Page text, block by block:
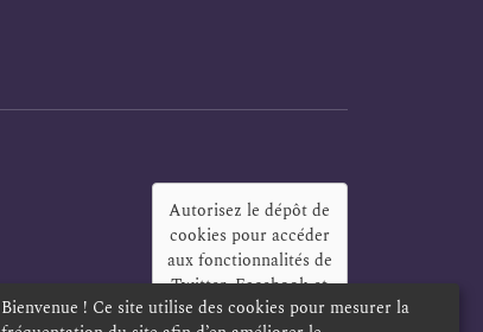
Autorisez le dépôt de
cookies pour accéder
aux fonctionnalités de
Twitter, Facebook et
LinkedIn?
Bienvenue ! Ce site utilise des cookies pour mesurer la